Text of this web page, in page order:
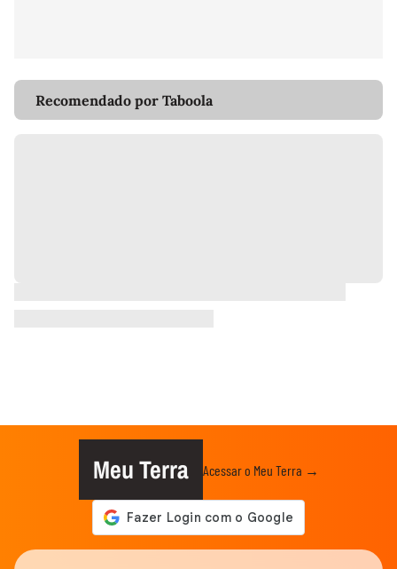
Recomendado por Taboola
Meu Terra Acessar o Meu Terra →